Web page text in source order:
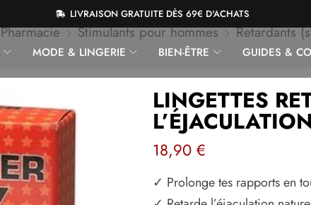
LIVRAISON GRATUITE DÈS 69€ D'ACHATS
MODE & LINGERIE BIEN-ÊTRE GUIDES &
Pharmacie Stimulants pour hommes Retardants
LINGETTES
L’ÉJACULATION
18,90 €
✓ Prolonge tes rapports en